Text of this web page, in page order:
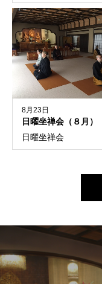
8月23日
日曜坐禅会（８月）
日曜坐禅会